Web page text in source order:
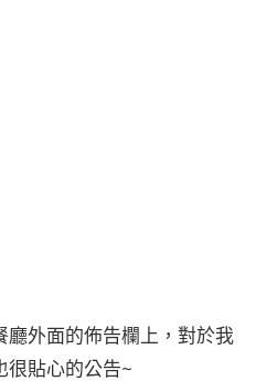
外面的佈告欄上，對於我
很貼心的公告~